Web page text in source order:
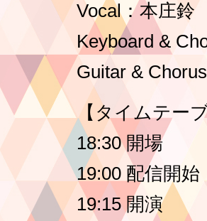
Vocal：本庄鈴
Keyboard &
Guitar &
【タイムテー
18:30 開場
19:00 配信開始
19:15 開演